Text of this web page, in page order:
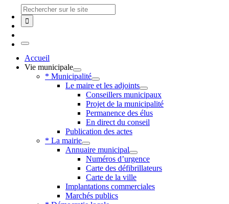
content
Chercher
:
Toggle
Navigation
Accueil
Vie municipale
* Municipalité
Le maire et les adjoints
Conseillers municipaux
Projet de la municipalité
Permanence des élus
En direct du conseil
Publication des actes
* La mairie
Annuaire municipal
Numéros d’urgence
Carte des défibrillateurs
Carte de la ville
Implantations commerciales
Marchés publics